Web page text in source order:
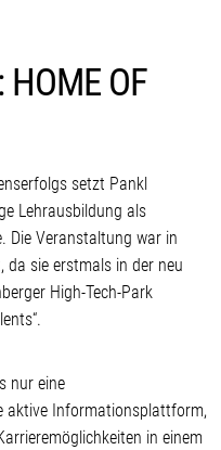
HOME OF
setzt Pankl
Lehrausbildung als
Die Veranstaltung war in
da sie erstmals in der neu
High-Tech-Park
nur eine
aktive Informationsplattform,
in einem